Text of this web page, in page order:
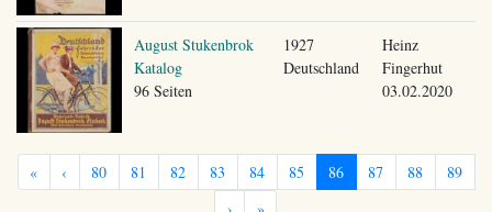
August Stukenbrok
Katalog
96 Seiten
1927
Deutschland
Heinz
Fingerhut
03.02.2020
« ‹ 80 81 82 83 84 85 86 87 88
89
›
»